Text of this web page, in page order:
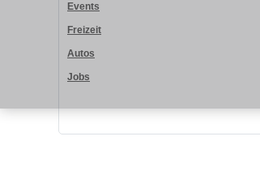
Events
Freizeit
Autos
Jobs